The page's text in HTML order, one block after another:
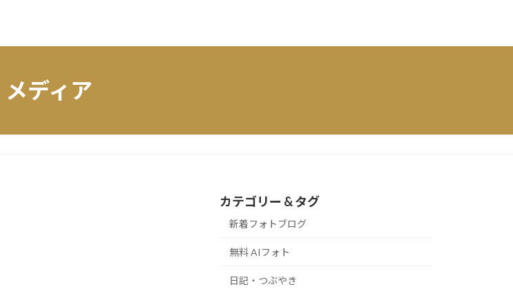
メディア
カテゴリー & タグ
新着フォトブログ
無料 AIフォト
日記・つぶやき